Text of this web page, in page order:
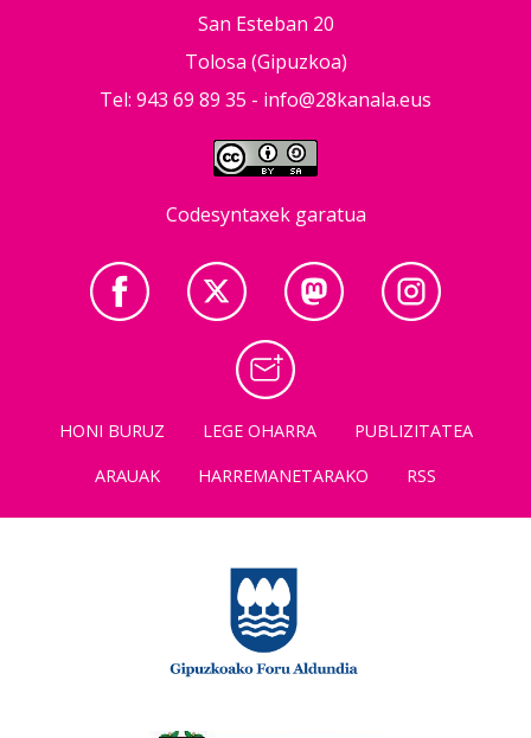
San Esteban 20
Tolosa (Gipuzkoa)
Tel: 943 69 89 35 - info@28kanala.eus
Codesyntaxek garatua
HONI BURUZ LEGE OHARRA
PUBLIZITATEA
ARAUAK
HARREMANETARAKO RSS